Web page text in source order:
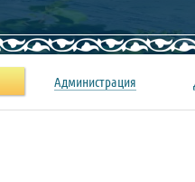
Администрация